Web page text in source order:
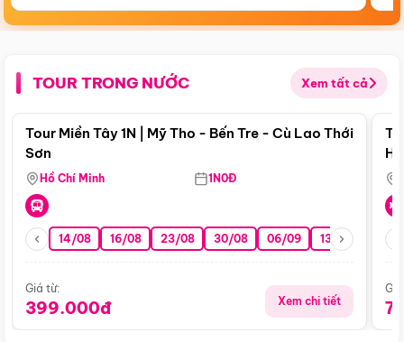
TOUR TRONG NƯỚC Xem tất cả
Điểm nổi bật
Tour Miền Tây 1N | Mỹ Tho - Bến Tre - Cù Lao Thới
Sơn
Hồ Chí Minh 1N0Đ
14/08 16/08 23/08 30/08 06/09 13/09 20/09
Giá từ:
399.000đ Xem chi tiết